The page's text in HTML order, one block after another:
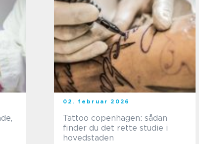
02. februar 2026
Tattoo copenhagen: sådan
finder du det rette studie i
hovedstaden